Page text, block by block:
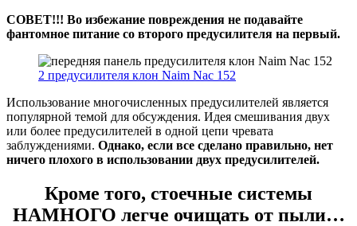
СОВЕТ!!! Во избежание повреждения не подавайте
фантомное питание со второго предусилителя на первый.
2 предусилителя клон Naim Nac 152
Использование многочисленных предусилителей является
популярной темой для обсуждения. Идея смешивания двух
или более предусилителей в одной цепи чревата
заблуждениями. Однако, если все сделано правильно, нет
ничего плохого в использовании двух предусилителей.
Кроме того, стоечные системы
НАМНОГО легче очищать от пыли…